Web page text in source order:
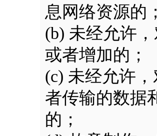
息网络资源的；
(b) 未经允许
或者增加的；
(c) 未经允许
者传输的数据
的；